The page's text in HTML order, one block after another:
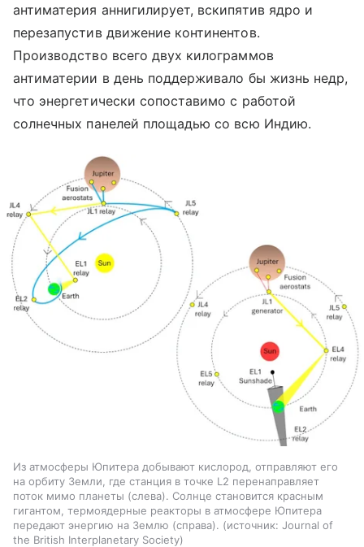
антиматерия аннигилирует, вскипятив ядро и
перезапустив движение континентов.
Производство всего двух килограммов
антиматерии в день поддерживало бы жизнь недр,
что энергетически сопоставимо с работой
солнечных панелей площадью со всю Индию.
Из атмосферы Юпитера добывают кислород, отправляют его
на орбиту Земли, где станция в точке L2 перенаправляет
поток мимо планеты (слева). Солнце становится красным
гигантом, термоядерные реакторы в атмосфере Юпитера
передают энергию на Землю (справа).
источник: Journal of
the British Interplanetary Society